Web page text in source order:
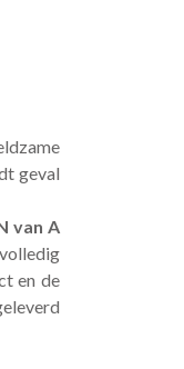
geval
van A
en de